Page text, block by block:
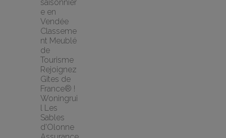
saisonnièr
e en
Vendée
Classeme
nt Meublé
de
Tourisme
Rejoignez
Gîtes de
France® !
Woningrui
l Les
Sables
d'Olonne